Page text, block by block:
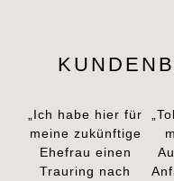
„Ich habe hier für
meine zukünftige
Ehefrau einen
Trauring nach